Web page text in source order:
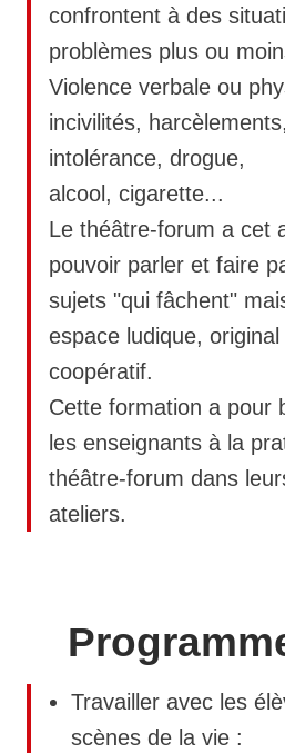
confrontent à des
problèmes plus ou
Violence verbale ou
incivilités,
intolérance, drogue,
alcool, cigarette...
Le théâtre-forum a cet
pouvoir parler et faire
sujets "qui fâchent"
espace ludique, original
coopératif.
Cette formation a pour
les enseignants à la
théâtre-forum dans
ateliers.
Travailler avec les
scènes de la vie :